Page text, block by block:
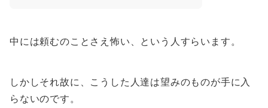
中には頼むのことさえ怖い、という人すらいます。
しかしそれ故に、こうした人達は望みのものが手に入
らないのです。